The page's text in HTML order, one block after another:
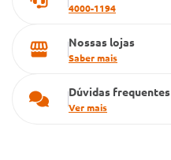
4000-1194
Nossas lojas
Saber mais
Dúvidas frequentes
Ver mais